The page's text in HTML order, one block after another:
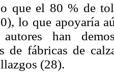
que el 80 % de
lo que apoyaría
han
de fábricas de
(28).